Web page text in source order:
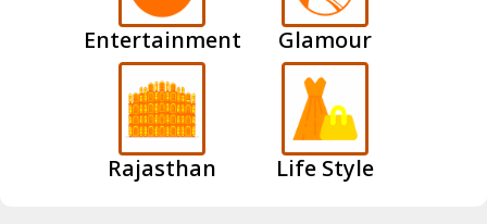
Entertainment Glamour
Rajasthan Life Style